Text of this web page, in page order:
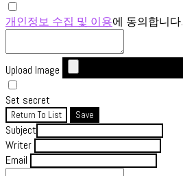
개인정보 수집 및 이용에 동의합니다.
Upload Image
Set secret
Return To List Save
Subject
Writer
Email